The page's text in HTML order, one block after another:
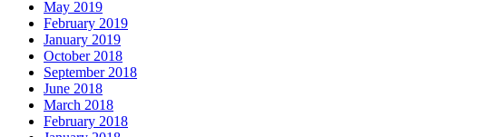
May 2019
February 2019
January 2019
October 2018
September 2018
June 2018
March 2018
February 2018